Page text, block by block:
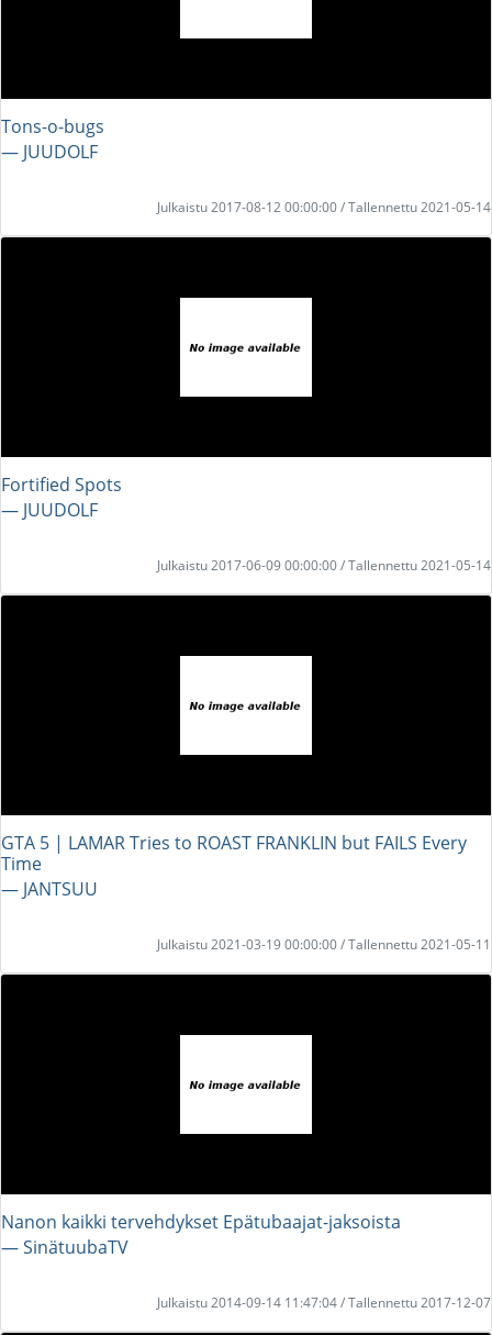
Tons-o-bugs
― JUUDOLF
Julkaistu 2017-08-12 00:00:00 / Tallennettu 2021-05-14
Fortified Spots
― JUUDOLF
Julkaistu 2017-06-09 00:00:00 / Tallennettu 2021-05-14
GTA 5 | LAMAR Tries to ROAST FRANKLIN but FAILS Every
Time
― JANTSUU
Julkaistu 2021-03-19 00:00:00 / Tallennettu 2021-05-11
Nanon kaikki tervehdykset Epätubaajat-jaksoista
― SinätuubaTV
Julkaistu 2014-09-14 11:47:04 / Tallennettu 2017-12-07